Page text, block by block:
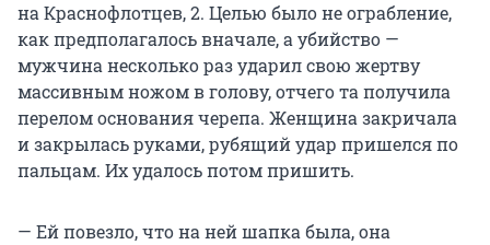
на Краснофлотцев, 2. Целью было не ограбление,
как предполагалось вначале, а убийство —
мужчина несколько раз ударил свою жертву
массивным ножом в голову, отчего та получила
перелом основания черепа. Женщина закричала
и закрылась руками, рубящий удар пришелся по
пальцам. Их удалось потом пришить.
— Ей повезло, что на ней шапка была, она